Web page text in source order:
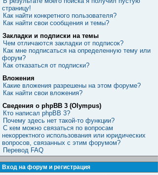
страницу!
Как найти конкретного пользователя?
Как найти свои сообщения и темы?
Закладки и подписки на темы
Чем отличаются закладки от подписок?
Как мне подписаться на определенную тему или
форум?
Как отказаться от подписки?
Вложения
Какие вложения разрешены на этом форуме?
Как найти свои вложения?
Сведения о phpBB 3 (Olympus)
Кто написал phpBB 3?
Почему здесь нет такой-то функции?
С кем можно связаться по вопросам
некорректного использования или юридических
вопросов, связанных с этим форумом?
Перевод FAQ
Вход на форум и регистрация